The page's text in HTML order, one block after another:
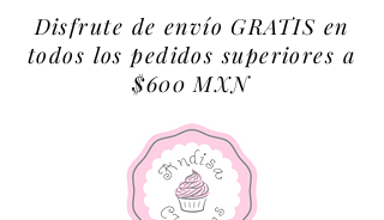
Disfrute de envío GRATIS en
todos los pedidos superiores a
$600 MXN